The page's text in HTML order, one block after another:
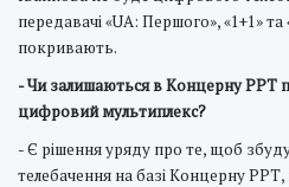
передавачі «UA: Першого», «1+1»
покривають.
- Чи залишаються в Концерну РРТ
цифровий мультиплекс?
- Є рішення уряду про те, щоб
телебачення на базі Концерну РРТ,